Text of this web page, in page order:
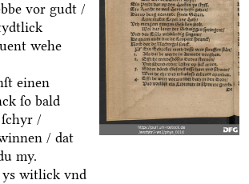
vor gudt /
wehe
einen
ſo bald
/
/ dat
my.
ys witlick vnd